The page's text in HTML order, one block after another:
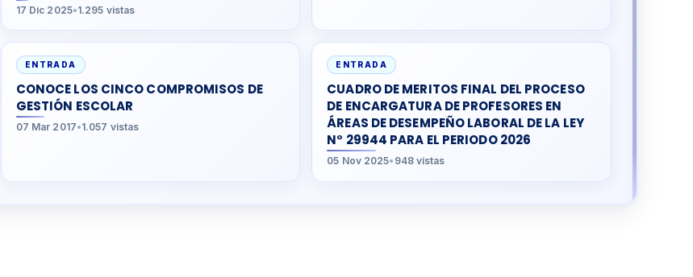
17 Dic 2025•1.295 vistas
ENTRADA
CONOCE LOS CINCO COMPROMISOS DE
GESTIÓN ESCOLAR
07 Mar 2017•1.057 vistas
ENTRADA
CUADRO DE MERITOS FINAL DEL PROCESO
DE ENCARGATURA DE PROFESORES EN
ÁREAS DE DESEMPEÑO LABORAL DE LA LEY
N° 29944 PARA EL PERIODO 2026
05 Nov 2025• 948 vistas